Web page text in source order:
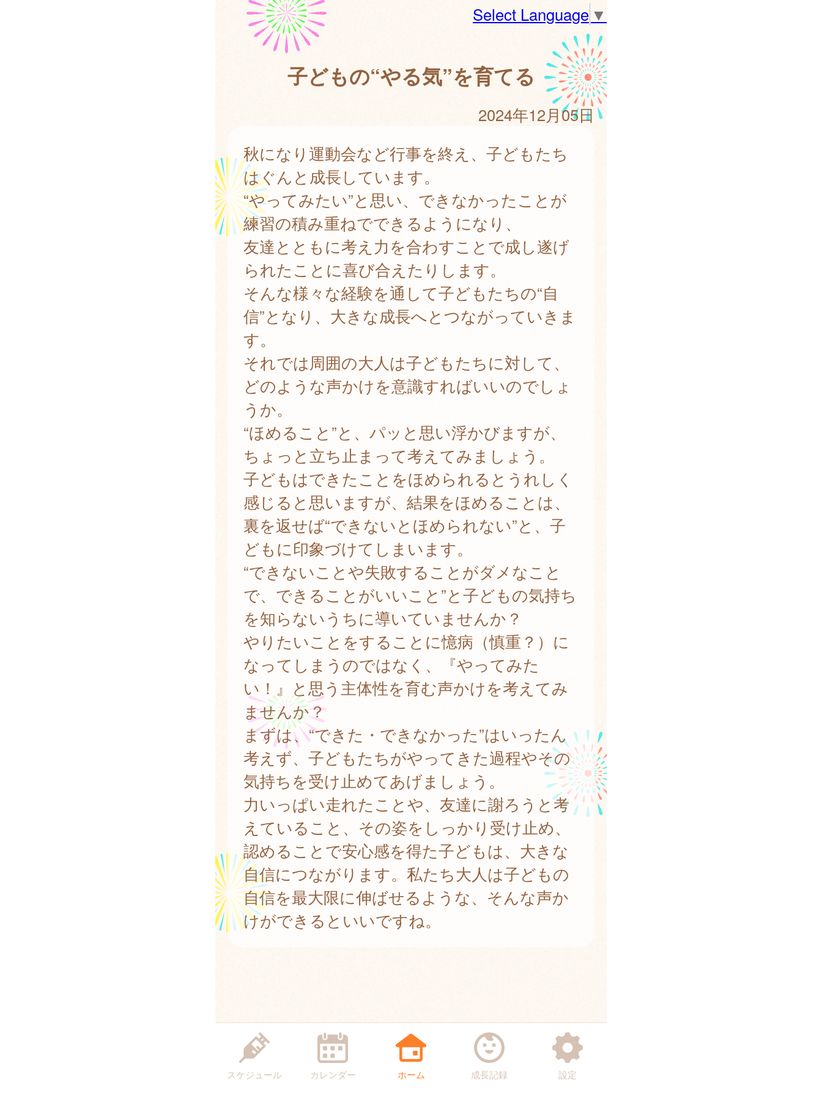
Select Language ▼
子どもの“やる気”を育てる
2024年12月05日
秋になり運動会など行事を終え、子どもたち
はぐんと成長しています。
“やってみたい”と思い、できなかったことが
練習の積み重ねでできるようになり、
友達とともに考え力を合わすことで成し遂げ
られたことに喜び合えたりします。
そんな様々な経験を通して子どもたちの“自
信”となり、大きな成長へとつながっていきま
す。
それでは周囲の大人は子どもたちに対して、
どのような声かけを意識すればいいのでしょ
うか。
“ほめること”と、パッと思い浮かびますが、
ちょっと立ち止まって考えてみましょう。
子どもはできたことをほめられるとうれしく
感じると思いますが、結果をほめることは、
裏を返せば“できないとほめられない”と、子
どもに印象づけてしまいます。
“できないことや失敗することがダメなこと
で、できることがいいこと”と子どもの気持ち
を知らないうちに導いていませんか？
やりたいことをすることに憶病（慎重？）に
なってしまうのではなく、『やってみた
い！』と思う主体性を育む声かけを考えてみ
ませんか？
まずは、“できた・できなかった”はいったん
考えず、子どもたちがやってきた過程やその
気持ちを受け止めてあげましょう。
力いっぱい走れたことや、友達に謝ろうと考
えていること、その姿をしっかり受け止め、
認めることで安心感を得た子どもは、大きな
自信につながります。私たち大人は子どもの
自信を最大限に伸ばせるような、そんな声か
けができるといいですね。
スケジュール カレンダー ホーム 成長記録 設定